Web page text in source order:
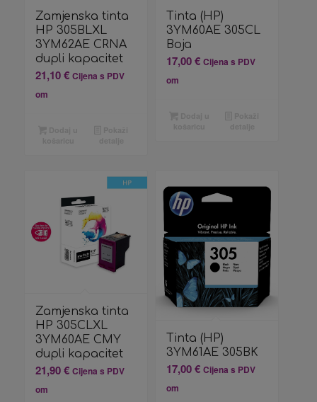
Zamjenska tinta
HP 305BLXL
3YM62AE CRNA
dupli kapacitet
21,10€ Cijena s PDV
om
Tinta (HP)
3YM60AE 305CL
Boja
17,00€ Cijena s PDV
om
Zamjenska tinta
HP 305CLXL
3YM60AE CMY
dupli kapacitet
21,90€ Cijena s PDV
om
Tinta (HP)
3YM61AE 305BK
17,00€ Cijena s PDV
om